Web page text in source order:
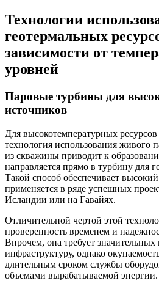
Технологии
геотермальных
зависимости от
уровней
Паровые турбины для
источников
Для высокотемпературных ресурсов
технология использования живого
из скважины приводит к
направляется прямо в турбину для
Такой способ обеспечивает
применяется в ряде успешных
Исландии или на Гавайях.
Отличительной чертой этой
проверенность временем и
Впрочем, она требует
инфраструктуру, однако
длительным сроком службы
объемами вырабатываемой энергии.